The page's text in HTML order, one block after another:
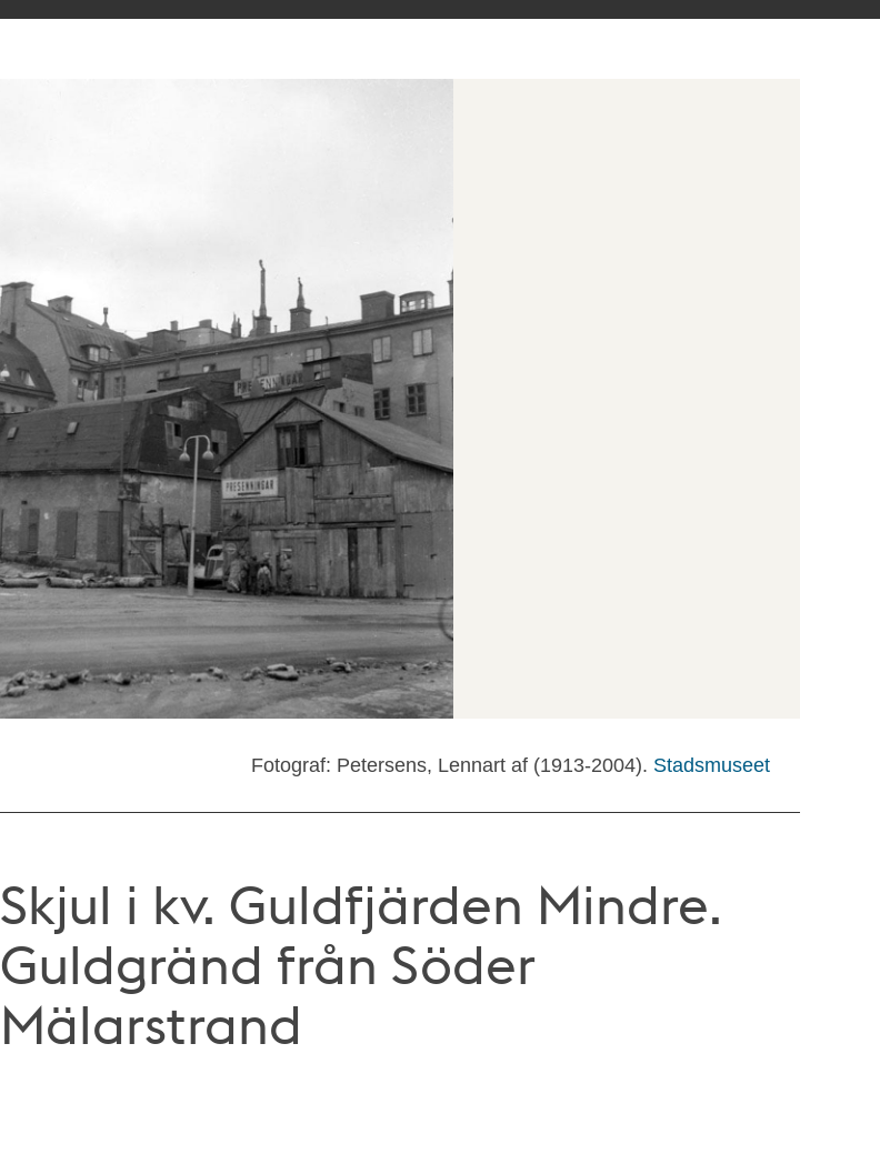
Fotograf: Petersens, Lennart af (1913-2004). Stadsmuseet
Skjul i kv. Guldfjärden Mindre.
Guldgränd från Söder
Mälarstrand